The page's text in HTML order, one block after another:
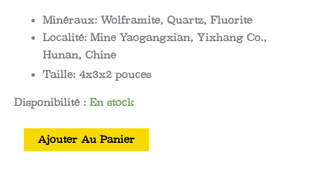
Minéraux: Wolframite, Quartz, Fluorite
Localité: Mine Yaogangxian, Yixhang Co.,
Hunan, Chine
Taille: 4x3x2 pouces
Disponibilité : En stock
quantité
de
Ajouter Au Panier